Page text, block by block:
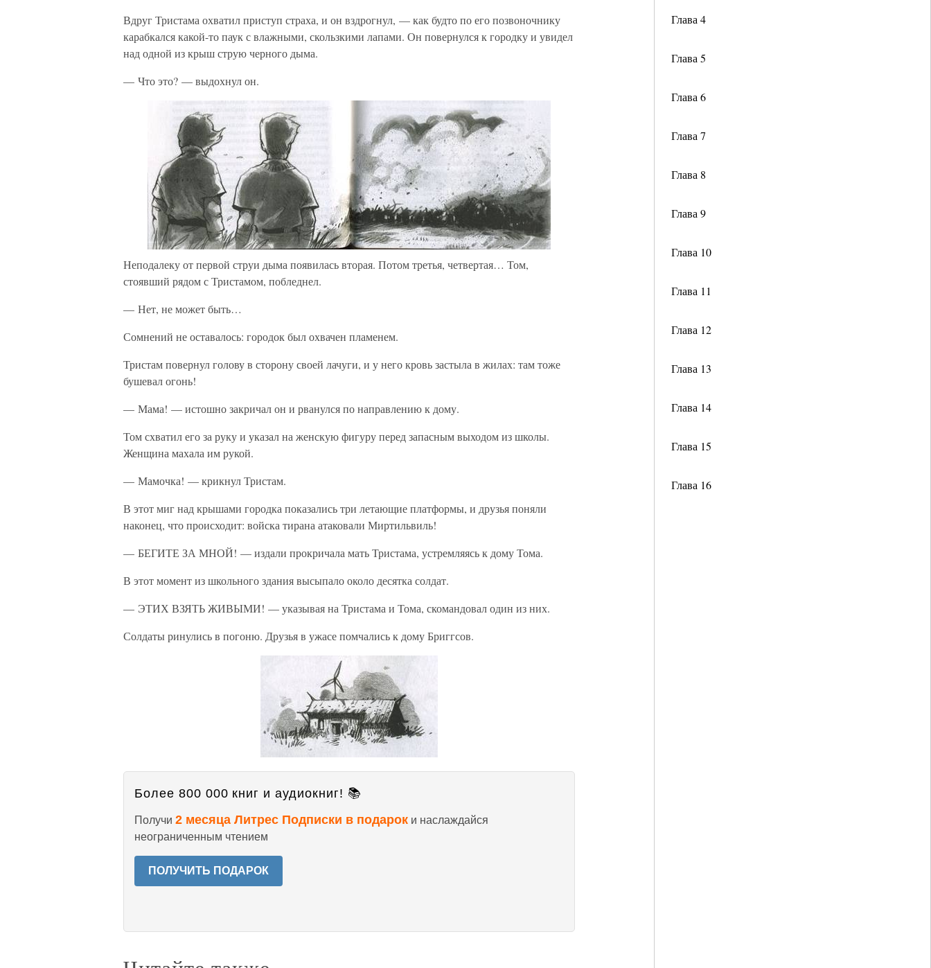
Глава 4
Глава 5
Глава 6
Глава 7
Глава 8
Глава 9
Глава 10
Глава 11
Глава 12
Глава 13
Глава 14
Глава 15
Глава 16
Вдруг Тристама охватил приступ страха, и он вздрогнул, — как будто по его позвоночнику
карабкался какой-то паук с влажными, скользкими лапами. Он повернулся к городку и увидел
над одной из крыш струю черного дыма.
— Что это? — выдохнул он.
Неподалеку от первой струи дыма появилась вторая. Потом третья, четвертая… Том,
стоявший рядом с Тристамом, побледнел.
— Нет, не может быть…
Сомнений не оставалось: городок был охвачен пламенем.
Тристам повернул голову в сторону своей лачуги, и у него кровь застыла в жилах: там тоже
бушевал огонь!
— Мама! — истошно закричал он и рванулся по направлению к дому.
Том схватил его за руку и указал на женскую фигуру перед запасным выходом из школы.
Женщина махала им рукой.
— Мамочка! — крикнул Тристам.
В этот миг над крышами городка показались три летающие платформы, и друзья поняли
наконец, что происходит: войска тирана атаковали Миртильвиль!
— БЕГИТЕ ЗА МНОЙ! — издали прокричала мать Тристама, устремляясь к дому Тома.
В этот момент из школьного здания высыпало около десятка солдат.
— ЭТИХ ВЗЯТЬ ЖИВЫМИ! — указывая на Тристама и Тома, скомандовал один из них.
Солдаты ринулись в погоню. Друзья в ужасе помчались к дому Бриггсов.
Более 800 000 книг и аудиокниг! 📚
Получи 2 месяца Литрес Подписки в подарок и наслаждайся
неограниченным чтением
ПОЛУЧИТЬ ПОДАРОК